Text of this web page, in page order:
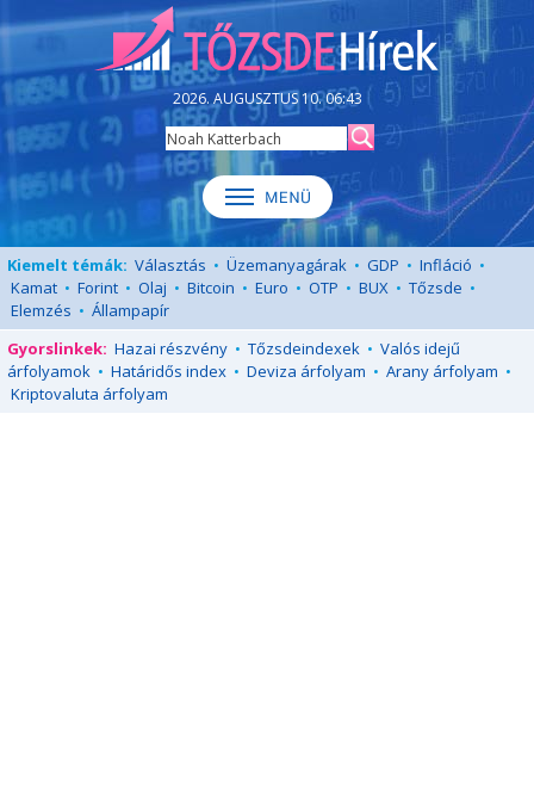
2026. AUGUSZTUS 10. 06:43
Kiemelt témák: Választás • Üzemanyagárak • GDP • Infláció •
Kamat • Forint • Olaj • Bitcoin • Euro • OTP • BUX • Tőzsde •
Elemzés • Állampapír
Gyorslinkek: Hazai részvény • Tőzsdeindexek • Valós idejű
árfolyamok • Határidős index • Deviza árfolyam • Arany árfolyam •
Kriptovaluta árfolyam